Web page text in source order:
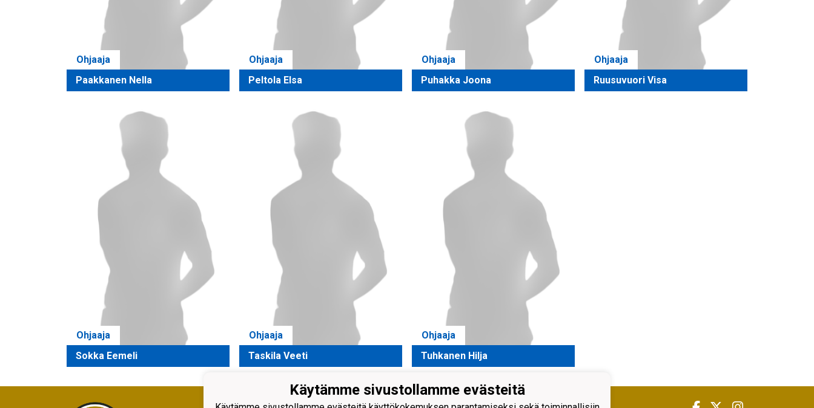
Ohjaaja
Paakkanen Nella
Ohjaaja
Peltola Elsa
Ohjaaja
Puhakka Joona
Ohjaaja
Ruusuvuori Visa
Ohjaaja
Sokka Eemeli
Ohjaaja
Taskila Veeti
Ohjaaja
Tuhkanen Hilja
Käytämme sivustollamme evästeitä